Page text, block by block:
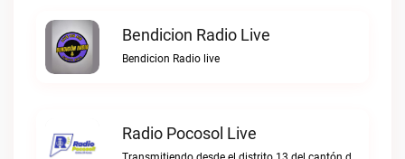
Bendicion Radio Live
Bendicion Radio live
Radio Pocosol Live